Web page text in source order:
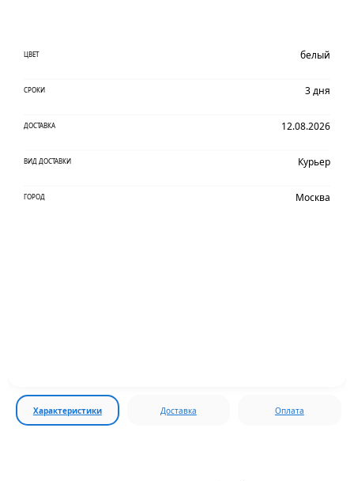
ЦВЕТ белый
СРОКИ 3 дня
ДОСТАВКА 12.08.2026
ВИД ДОСТАВКИ Курьер
ГОРОД Москва
Характеристики Доставка Оплата